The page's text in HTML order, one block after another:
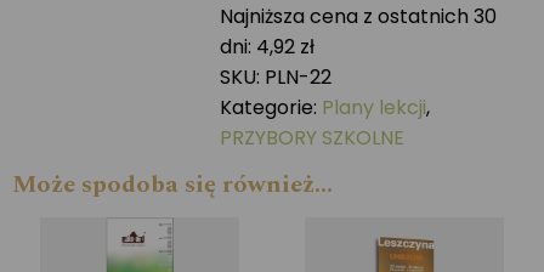
PTAKI
DRAPIEŻNE
Najniższa cena z ostatnich 30
dni: 4,92 zł
SKU: PLN-22
Kategorie: Plany lekcji,
PRZYBORY SZKOLNE
Może spodoba się również…